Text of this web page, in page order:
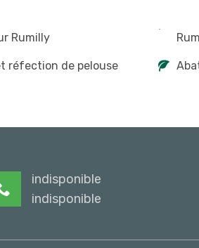
Rumilly
réfection de pelouse
indisponible
indisponible